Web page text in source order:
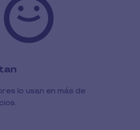
lo usan en más de